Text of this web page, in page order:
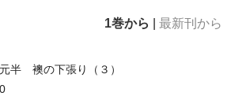
1巻から 最新刊から
半 襖の下張り（３）